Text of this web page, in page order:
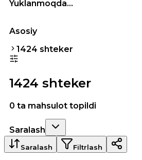
Yuklanmoqda...
Asosiy
1424 shteker
1424 shteker
0 ta mahsulot topildi
Saralash
Saralash Filtrlash